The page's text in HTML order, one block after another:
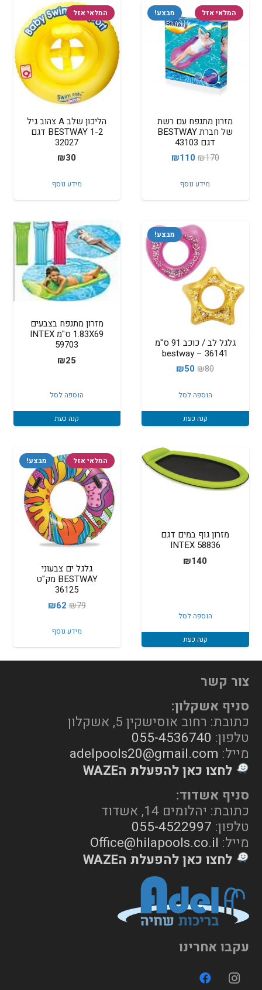
מבצע! המלאי אזל
מזרון מתנפח עם רשת
של חברת BESTWAY
דגם 43103
₪170
המחיר
היה:
₪170.
₪110
₪110.
מידע נוסף
המלאי אזל
הליכון שלב A צהוב גיל
1-2 BESTWAY דגם
32027
₪30
מידע נוסף
מבצע!
גלגל לב / כוכב 91 ס"מ
bestway – 36141
₪80
המחיר
היה:
₪80.
₪50
המחיר
₪50.
הוספה לסל
קנה כעת
מזרון מתנפח בצבעים
1.83X69 ס"מ INTEX
59703
₪25
הוספה לסל
קנה כעת
מזרון גוף במים דגם
58836 INTEX
₪140
הוספה לסל
קנה כעת
מבצע! המלאי אזל
גלגל ים צבעוני
BESTWAY מק"ט
36125
₪79
המחיר
היה:
₪79.
₪62
₪62.
מידע נוסף
צור קשר
סניף אשקלון:
כתובת: רחוב אוסישקין 5, אשקלון
טלפון: 055-4536740
מייל: adelpools20@gmail.com
לחצו כאן להפעלת הWAZE
סניף אשדוד:
כתובת: יהלומים 14, אשדוד
טלפון: 055-4522997
מייל: Office@hilapools.co.il
לחצו כאן להפעלת הWAZE
עקבו אחרינו